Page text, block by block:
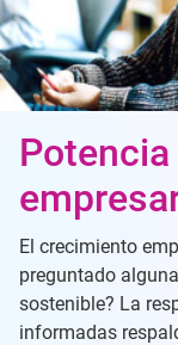
El crecimiento
preguntado
sostenible? La
informadas